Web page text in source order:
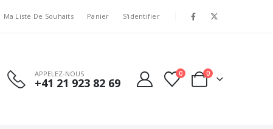
Ma Liste De Souhaits Panier S'identifier
APPELEZ-NOUS
+41 21 923 82 69
0 0